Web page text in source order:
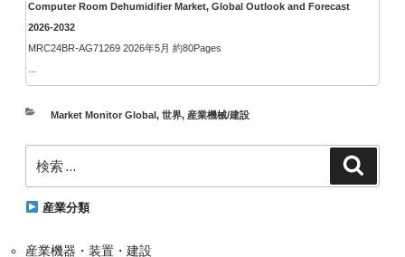
Computer Room Dehumidifier Market, Global Outlook and Forecast
2026-2032
MRC24BR-AG71269 2026年5月 約80Pages
カ
リ
Market Monitor Global, 世界, 産業機械/建設
索:
産業分類
産業機器・装置・建設